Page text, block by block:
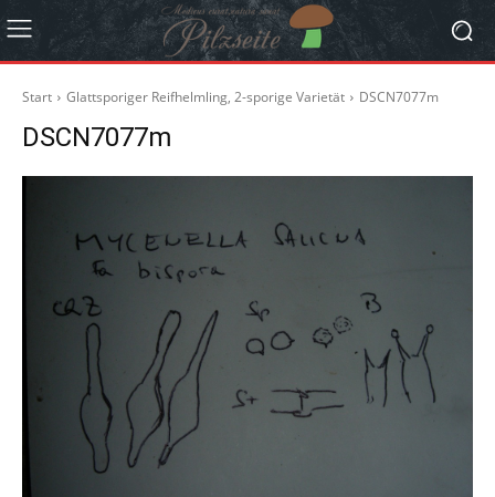
Start Glattsporiger Reifhelmling, 2-sporige Varietät DSCN7077m
DSCN7077m